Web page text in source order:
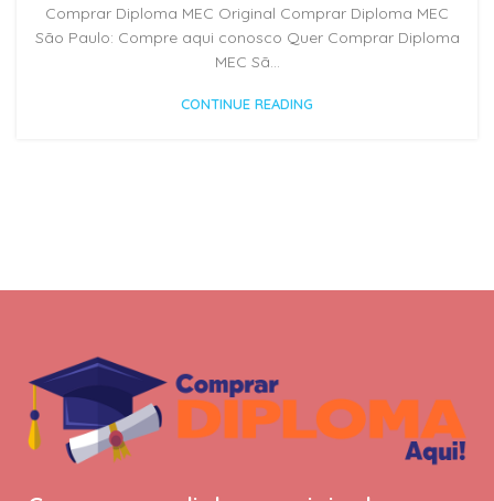
Comprar Diploma MEC Original Comprar Diploma MEC
São Paulo: Compre aqui conosco Quer Comprar Diploma
MEC Sã...
CONTINUE READING